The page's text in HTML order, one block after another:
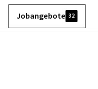
Jobangebote 32